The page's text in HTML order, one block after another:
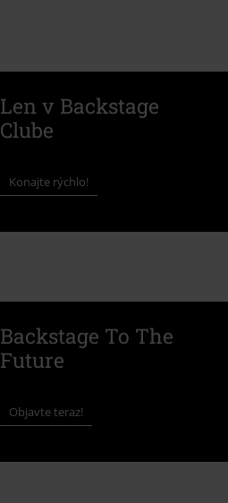
Len v Backstage
Clube
Konajte rýchlo!
Backstage To The
Future
Objavte teraz!